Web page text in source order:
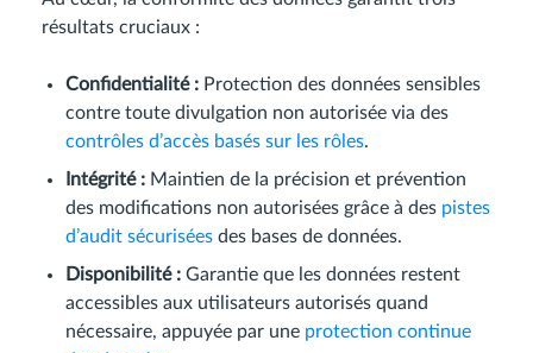
résultats cruciaux :
Confidentialité : Protection des données sensibles
contre toute divulgation non autorisée via des
contrôles d’accès basés sur les rôles.
Intégrité : Maintien de la précision et prévention
des modifications non autorisées grâce à des pistes
d’audit sécurisées des bases de données.
Disponibilité : Garantie que les données restent
accessibles aux utilisateurs autorisés quand
nécessaire, appuyée par une protection continue